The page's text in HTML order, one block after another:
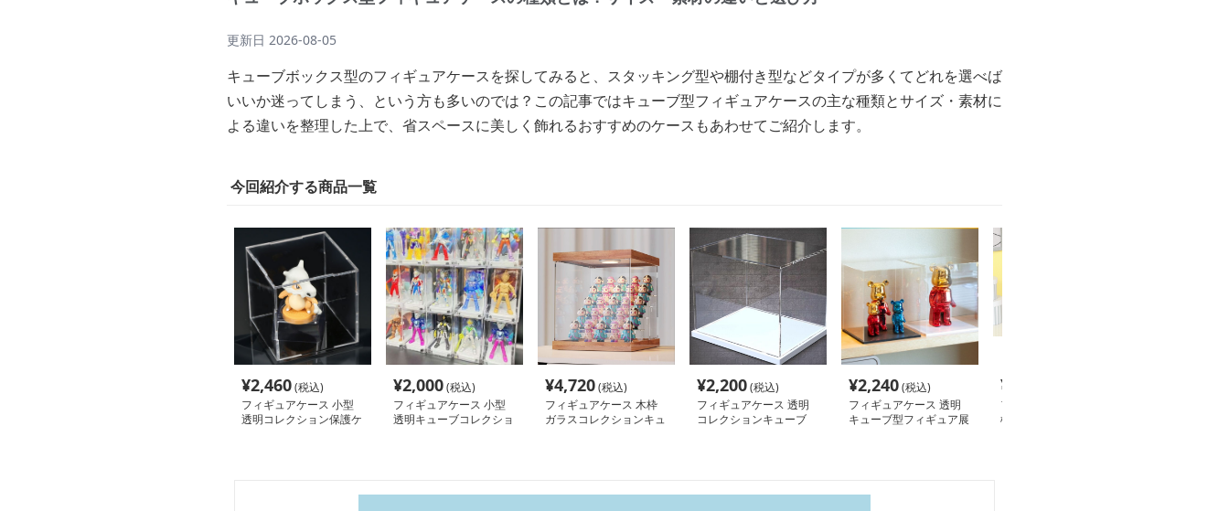
更新日 2026-08-05
キューブボックス型のフィギュアケースを探してみると、スタッキング型や棚付き型などタイプが多くてどれを選べば
いいか迷ってしまう、という方も多いのでは？この記事ではキューブ型フィギュアケースの主な種類とサイズ・素材に
よる違いを整理した上で、省スペースに美しく飾れるおすすめのケースもあわせてご紹介します。
今回紹介する商品一覧
¥2,460(税込)
フィギュアケース 小型
透明コレクション保護ケ
¥2,000(税込)
フィギュアケース 小型
透明キューブコレクショ
¥4,720(税込)
フィギュアケース 木枠
ガラスコレクションキュ
¥2,200(税込)
フィギュアケース 透明
コレクションキューブ
¥2,240(税込)
フィギュアケース 透明
キューブ型フィギュア展
¥
フィギュアケース 小型
桃花 コレクション収納